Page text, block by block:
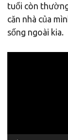
tuổi còn
căn nhà của
sống ngoài kia.